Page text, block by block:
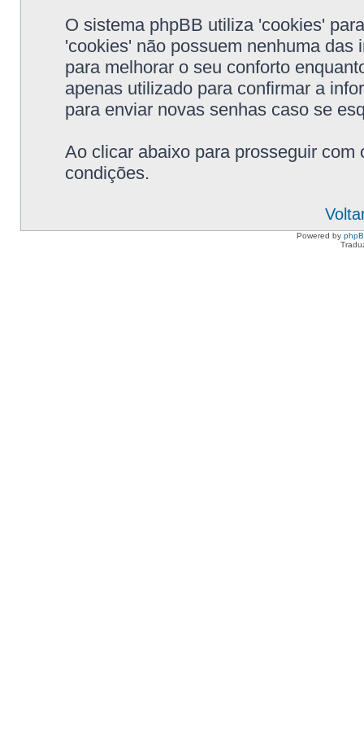
O sistema phpBB utiliza 'cookies'
'cookies' não possuem nenhuma
para melhorar o seu conforto
apenas utilizado para confirmar a
para enviar novas senhas caso se
Ao clicar abaixo para prosseguir
condições.
Powered by